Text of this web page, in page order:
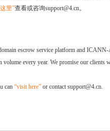
里”查看或咨询support@4.cn。
escrow service platform and
every year. We promise our clients
can “visit here” or contact support@4.cn.